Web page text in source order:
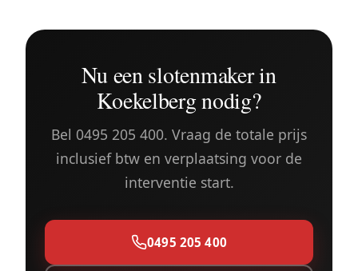
Nu een slotenmaker in
Koekelberg nodig?
Bel 0495 205 400. Vraag de totale prijs
inclusief btw en verplaatsing voor de
interventie start.
0495 205 400